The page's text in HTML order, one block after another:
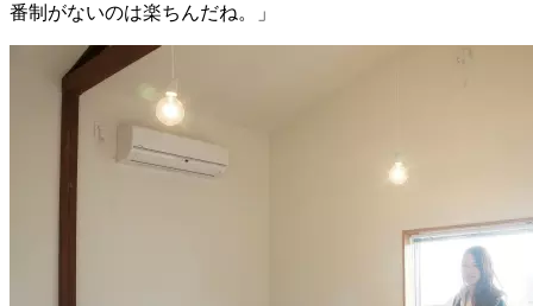
番制がないのは楽ちんだね。」